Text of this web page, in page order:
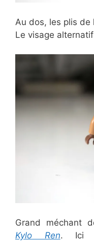
Au dos, les plis
Le visage
Grand méchant
Kylo Ren. Ici